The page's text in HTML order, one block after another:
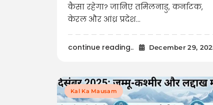
कैसा रहेगा? जानिए तमिलनाडु, कर्नाटक,
केरल और आंध्र प्रदेश…
continue reading.. December 29,
Kal Ka Mausam